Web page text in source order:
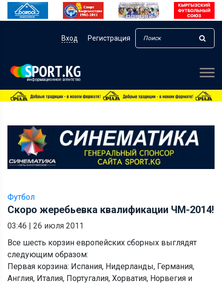
Вход Регистрация
Футбол
Скоро жеребьевка квалификации ЧМ-2014!
03:46 | 26 июля 2011
Все шесть корзин европейских сборных выглядят
следующим образом:
Первая корзина: Испания, Нидерланды, Германия,
Англия, Италия, Португалия, Хорватия, Норвегия и